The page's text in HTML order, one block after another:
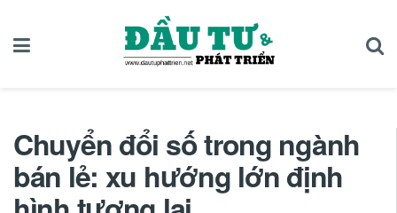
Chuyển đổi số trong ngành
bán lẻ: xu hướng lớn định